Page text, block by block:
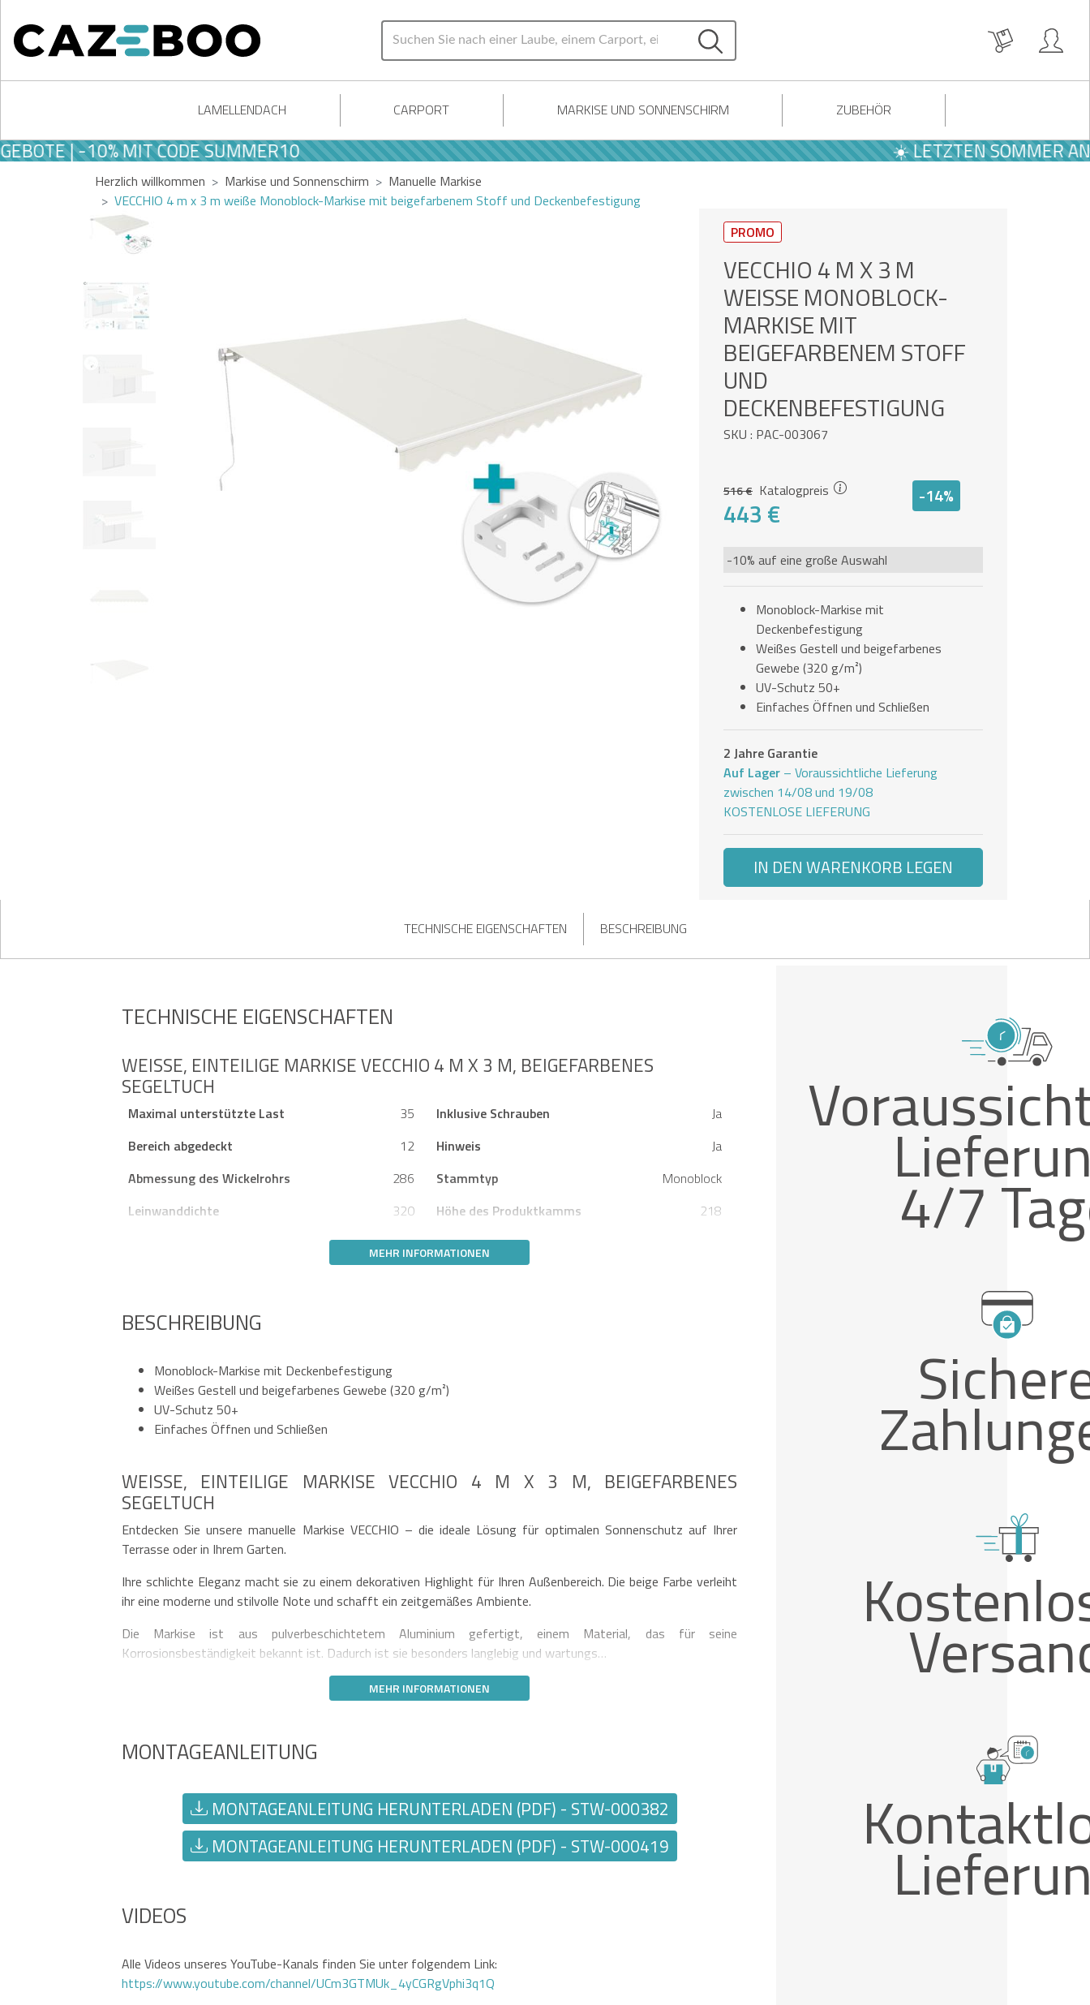
LAMELLENDACH CARPORT MARKISE UND SONNENSCHIRM ZUBEHÖR
| -10% MIT CODE SUMMER10 ☀️ LETZTEN SOMMER
Herzlich willkommen Markise und Sonnenschirm
Manuelle Markise
VECCHIO 4 m x 3 m weiße Monoblock-Markise mit beigefarbenem Stoff und Deckenbefestigung
PROMO
VECCHIO 4 M X 3 M
WEISSE MONOBLOCK-M
ARKISE MIT B
EIGEFARBENEM STOFF U
ND D
ECKENBEFESTIGUNG
SKU : PAC-003067
516 € Katalogpreis
443 €
-14%
-10% auf eine große Auswahl
Monoblock-Markise mit
Deckenbefestigung
Weißes Gestell und beigefarbenes
Gewebe (320 g/m²)
UV-Schutz 50+
Einfaches Öffnen und Schließen
2 Jahre Garantie
Auf Lager – Voraussichtliche Lieferung
zwischen 14/08 und 19/08
KOSTENLOSE LIEFERUNG
IN DEN WARENKORB LEGEN
TECHNISCHE EIGENSCHAFTEN BESCHREIBUNG
TECHNISCHE EIGENSCHAFTEN
WEISSE, EINTEILIGE MARKISE VECCHIO 4 M X 3 M, BEIGEFARBENES S
EGELTUCH
Maximal unterstützte Last 35 Inklusive Schrauben
Ja
Bereich abgedeckt
12 Hinweis
Ja
Abmessung des Wickelrohrs
286 Stammtyp
Monoblock
Leinwanddichte
320 Höhe des Produktkamms 218
MEHR INFORMATIONEN
BESCHREIBUNG
Monoblock-Markise mit Deckenbefestigung
Weißes Gestell und beigefarbenes Gewebe (320 g/m²)
UV-Schutz 50+
Einfaches Öffnen und Schließen
WEISSE, EINTEILIGE MARKISE VECCHIO 4 M X 3 M, BEIGEFARBENES S
EGELTUCH
Entdecken Sie unsere manuelle Markise VECCHIO – die ideale Lösung für optimalen Sonnenschutz auf Ihrer
Terrasse oder in Ihrem Garten.
Ihre schlichte Eleganz macht sie zu einem dekorativen Highlight für Ihren Außenbereich. Die beige Farbe verleiht
ihr eine moderne und stilvolle Note und schafft ein zeitgemäßes Ambiente.
Die Markise ist aus pulverbeschichtetem Aluminium gefertigt, einem Material, das für seine
Korrosionsbeständigkeit bekannt ist. Dadurch ist sie besonders langlebig und wartungs…
MEHR INFORMATIONEN
MONTAGEANLEITUNG
MONTAGEANLEITUNG HERUNTERLADEN (PDF) - STW-000382
MONTAGEANLEITUNG HERUNTERLADEN (PDF) - STW-000419
VIDEOS
Alle Videos unseres YouTube-Kanals finden Sie unter folgendem Link:
https://www.youtube.com/channel/UCm3GTMUk_4yCGRgVphi3q1Q
4/7